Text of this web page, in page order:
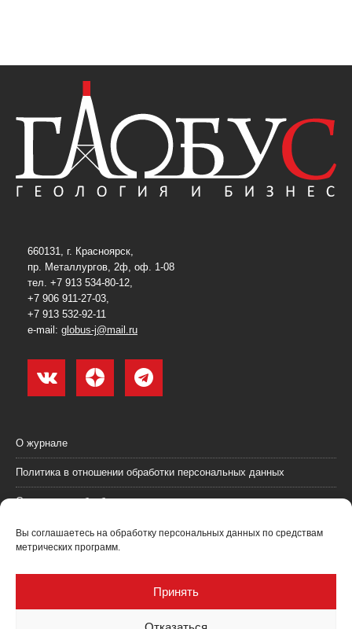
Вы соглашаетесь на обработку персональных данных по средствам
метрических программ.
Принять
660131, г. Красноярск,
пр. Металлургов, 2ф, оф. 1-08
тел. +7 913 534-80-12,
+7 906 911-27-03,
+7 913 532-92-11
e-mail: globus-j@mail.ru
О журнале
Политика в отношении обработки персональных данных
Согласие на обработку персональных данных
Пользовательское соглашение (оферта)